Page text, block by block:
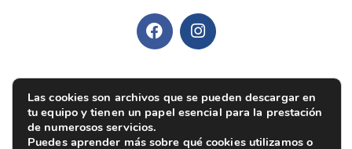
Política de privacidad|Aviso legal|Política de
cookies |Ajustes de cookies
Las cookies son archivos que se pueden descargar en
tu equipo y tienen un papel esencial para la prestación
de numerosos servicios.
Puedes aprender más sobre qué cookies utilizamos o